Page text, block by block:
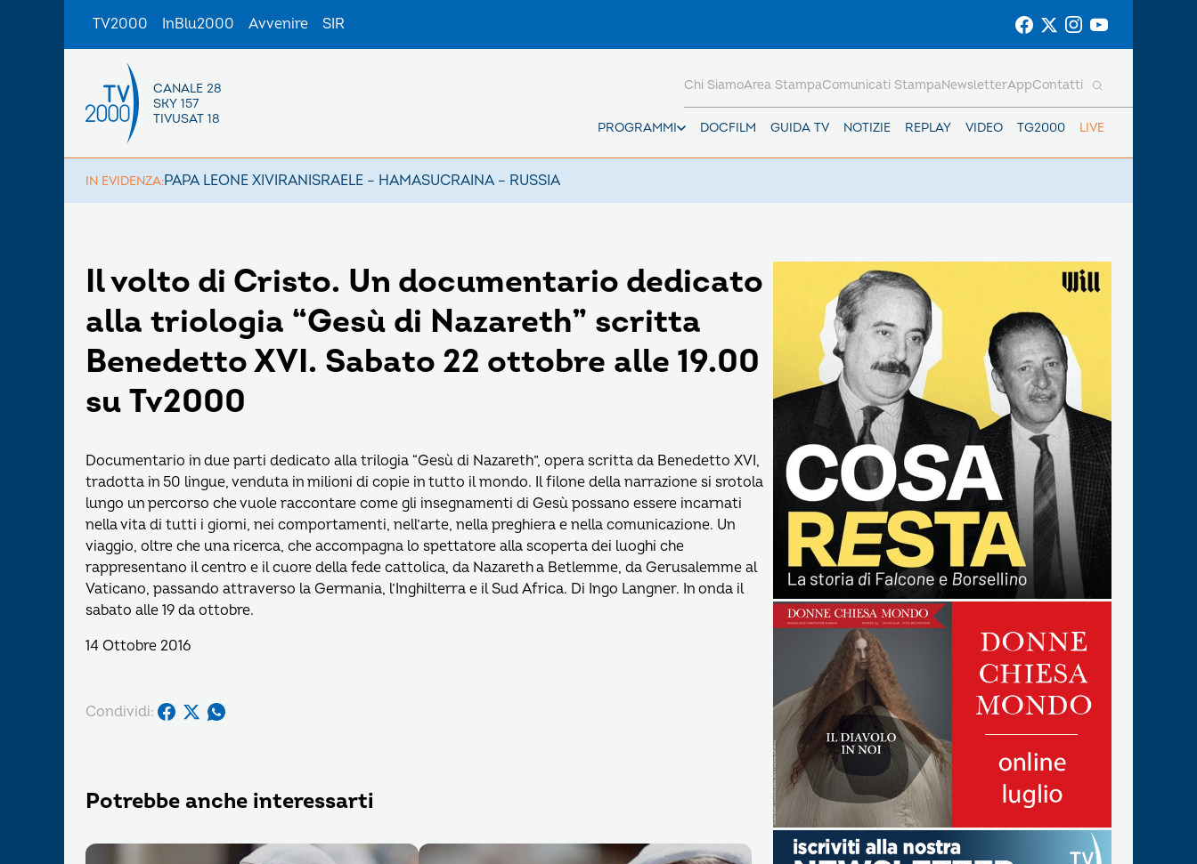
TV2000 InBlu2000 Avvenire SIR
CANALE 28
SKY 157
TIVUSAT 18
PROGRAMMI DOCFILM GUIDA TV NOTIZIE REPLAY VIDEO TG2000 LIVE
Chi SiamoArea StampaComunicati StampaNewsletterAppContatti
IN EVIDENZA:PAPA LEONE XIVIRANISRAELE – HAMASUCRAINA – RUSSIA
Il volto di Cristo. Un documentario dedicato
alla triologia “Gesù di Nazareth” scritta
Benedetto XVI. Sabato 22 ottobre alle 19.00
su Tv2000
Documentario in due parti dedicato alla trilogia “Gesù di Nazareth”, opera scritta da Benedetto XVI,
tradotta in 50 lingue, venduta in milioni di copie in tutto il mondo. Il filone della narrazione si srotola
lungo un percorso che vuole raccontare come gli insegnamenti di Gesù possano essere incarnati
nella vita di tutti i giorni, nei comportamenti, nell’arte, nella preghiera e nella comunicazione. Un
viaggio, oltre che una ricerca, che accompagna lo spettatore alla scoperta dei luoghi che
rappresentano il centro e il cuore della fede cattolica, da Nazareth a Betlemme, da Gerusalemme al
Vaticano, passando attraverso la Germania, l’Inghilterra e il Sud Africa. Di Ingo Langner. In onda il
sabato alle 19 da ottobre.
14 Ottobre 2016
Condividi:
Potrebbe anche interessarti